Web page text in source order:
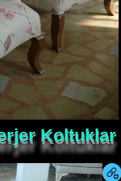
Koltuklar